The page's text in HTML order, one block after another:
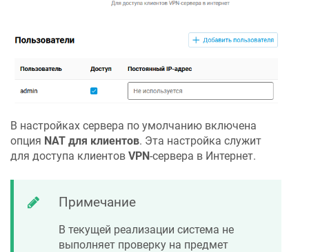
В настройках сервера по умолчанию включена
опция NAT для клиентов. Эта настройка служит
для доступа клиентов VPN-сервера в Интернет.
Примечание
В текущей реализации система не
выполняет проверку на предмет